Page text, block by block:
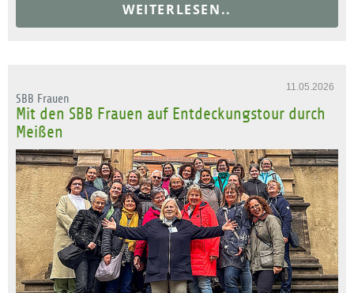
WEITERLESEN..
11.05.2026
SBB Frauen
Mit den SBB Frauen auf Entdeckungstour durch
Meißen